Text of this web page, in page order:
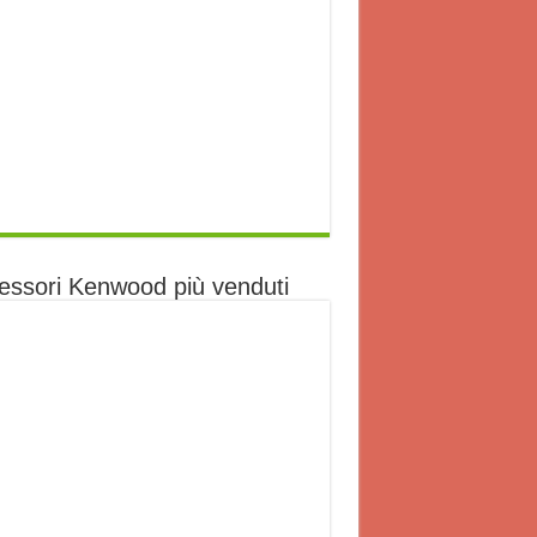
Kenwood più venduti